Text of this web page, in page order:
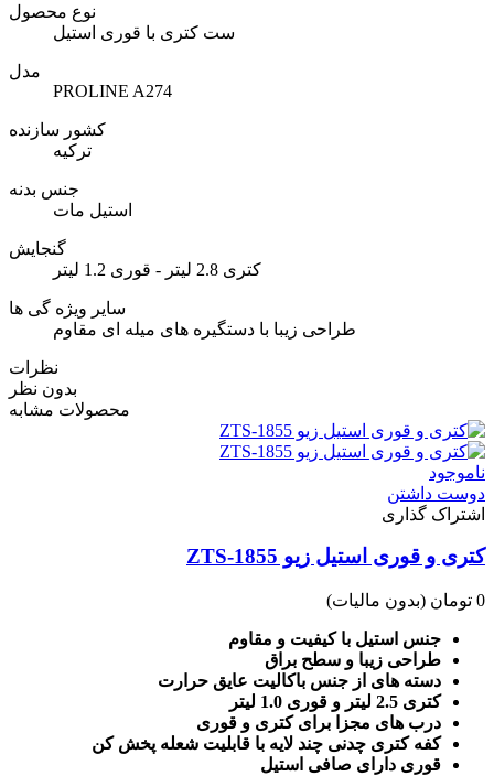
نوع محصول
ست کتری با قوری استیل
مدل
PROLINE A274
کشور سازنده
ترکیه
جنس بدنه
استیل مات
گنجایش
کتری 2.8 لیتر - قوری 1.2 لیتر
سایر ویژه گی ها
طراحی زیبا با دستگیره های میله ای مقاوم
نظرات
بدون نظر
محصولات مشابه
ناموجود
دوست داشتن
اشتراک گذاری
کتری و قوری استیل زیو ZTS-1855
0 تومان (بدون مالیات)
جنس استیل با کیفیت و مقاوم
طراحی زیبا و سطح براق
دسته های از جنس باکالیت عایق حرارت
کتری 2.5 لیتر و قوری 1.0 لیتر
درب های مجزا برای کتری و قوری
کفه کتری چدنی چند لایه با قابلیت شعله پخش کن
قوری دارای صافی استیل